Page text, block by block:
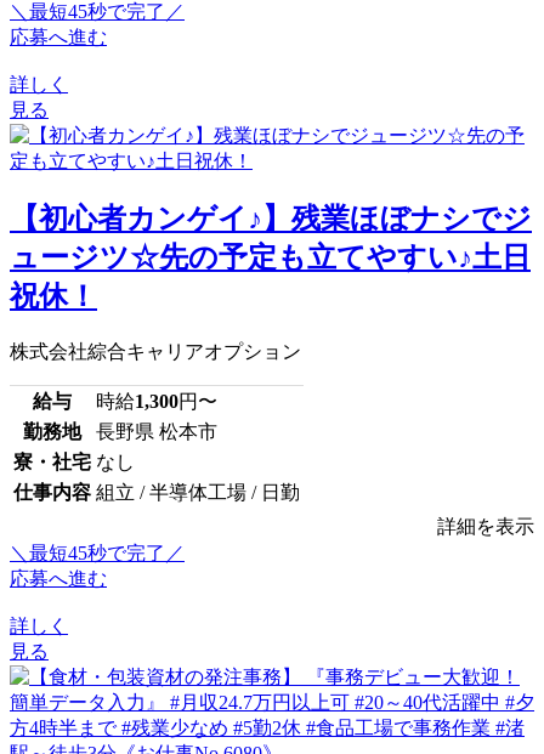
＼最短45秒で完了／
応募へ進む
詳しく
見る
【初心者カンゲイ♪】残業ほぼナシでジ
ュージツ☆先の予定も立てやすい♪土日
祝休！
株式会社綜合キャリアオプション
給与 時給1,300円〜
勤務地
長野県 松本市
寮・社宅 なし
仕事内容 組立 / 半導体工場 / 日勤
詳細を表示
＼最短45秒で完了／
応募へ進む
詳しく
見る